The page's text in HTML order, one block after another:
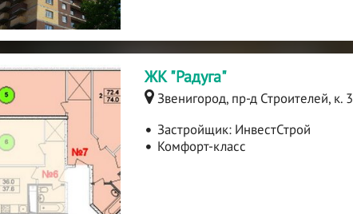
ЖК "Радуга"
Звенигород, пр-д Строителей, к. 3
Застройщик: ИнвестСтрой
Комфорт-класс